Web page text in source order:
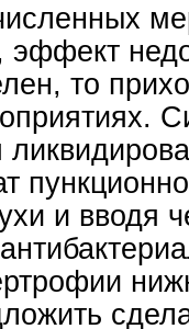
эффект
то
и вводя